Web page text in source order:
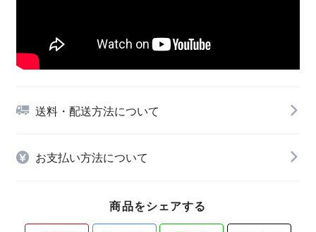
送料・配送方法について
お支払い方法について
商品をシェアする